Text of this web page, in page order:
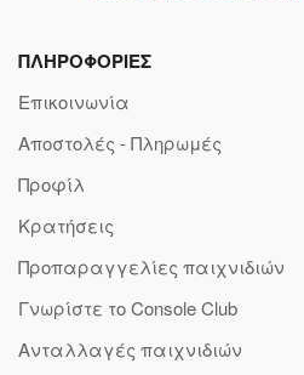
ΠΛΗΡΟΦΟΡΙΕΣ
Επικοινωνία
Αποστολές - Πληρωμές
Προφίλ
Κρατήσεις
Προπαραγγελίες παιχνιδιών
Γνωρίστε το Console Club
Ανταλλαγές παιχνιδιών